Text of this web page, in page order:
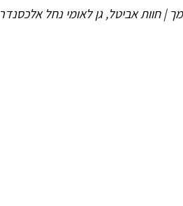
| חוות אביטל, גן לאומי נחל אלכסנדר